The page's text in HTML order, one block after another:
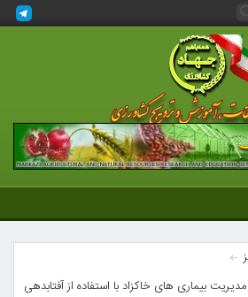
بیماری های خاکزاد با استفاده از آفتابدهی